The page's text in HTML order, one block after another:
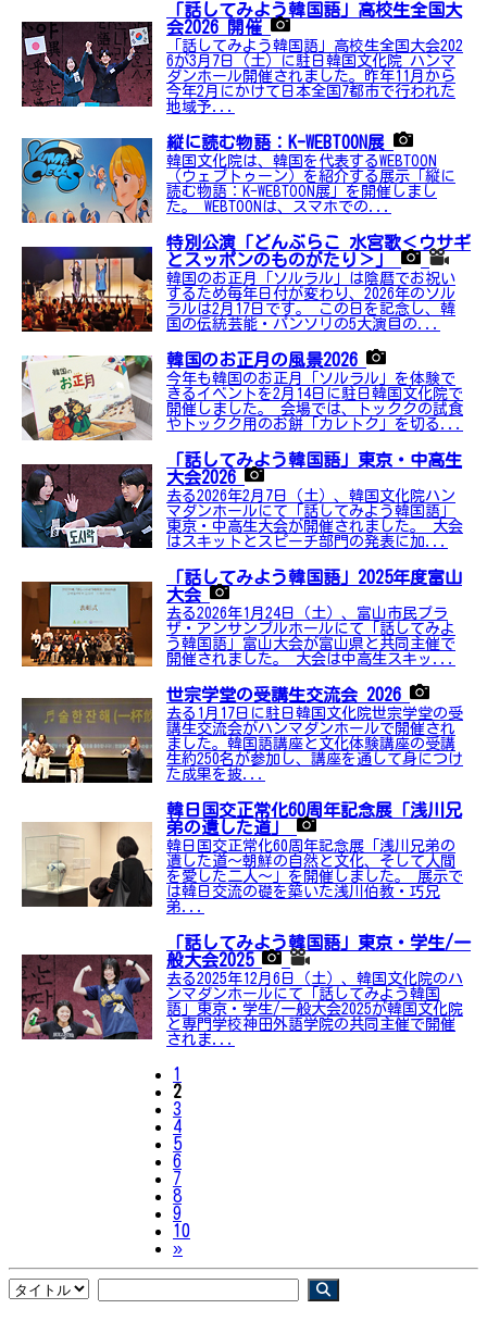
「話してみよう韓国語」高校生全国大
会2026 開催
「話してみよう韓国語」高校生全国大会202
6が3月7日（土）に駐日韓国文化院 ハンマ
ダンホール開催されました。昨年11月から
今年2月にかけて日本全国7都市で行われた
地域予...
縦に読む物語：K-WEBTOON展
韓国文化院は、韓国を代表するWEBTOON
（ウェブトゥーン）を紹介する展示「縦に
読む物語：K-WEBTOON展」を開催しまし
た。 WEBTOONは、スマホでの...
特別公演「どんぶらこ 水宮歌＜ウサギ
とスッポンのものがたり＞」
韓国のお正月「ソルラル」は陰暦でお祝い
するため毎年日付が変わり、2026年のソル
ラルは2月17日です。 この日を記念し、韓
国の伝統芸能・パンソリの5大演目の...
韓国のお正月の風景2026
今年も韓国のお正月「ソルラル」を体験で
きるイベントを2月14日に駐日韓国文化院で
開催しました。 会場では、トッククの試食
やトックク用のお餅「カレトク」を切る...
「話してみよう韓国語」東京・中高生
大会2026
去る2026年2月7日（土）、韓国文化院ハン
マダンホールにて「話してみよう韓国語」
東京・中高生大会が開催されました。 大会
はスキットとスピーチ部門の発表に加...
「話してみよう韓国語」2025年度富山
大会
去る2026年1月24日（土）、富山市民プラ
ザ・アンサンブルホールにて「話してみよ
う韓国語」富山大会が富山県と共同主催で
開催されました。 大会は中高生スキッ...
世宗学堂の受講生交流会 2026
去る1月17日に駐日韓国文化院世宗学堂の受
講生交流会がハンマダンホールで開催され
ました。韓国語講座と文化体験講座の受講
生約250名が参加し、講座を通して身につけ
た成果を披...
韓日国交正常化60周年記念展「浅川兄
弟の遺した道」
韓日国交正常化60周年記念展「浅川兄弟の
遺した道〜朝鮮の自然と文化、そして人間
を愛した二人〜」を開催しました。 展示で
は韓日交流の礎を築いた浅川伯教・巧兄
弟...
「話してみよう韓国語」東京・学生/一
般大会2025
去る2025年12月6日（土）、韓国文化院のハ
ンマダンホールにて「話してみよう韓国
語」東京・学生/一般大会2025が韓国文化院
と専門学校神田外語学院の共同主催で開催
されま...
1
2
3
4
5
6
7
8
9
10
»Next